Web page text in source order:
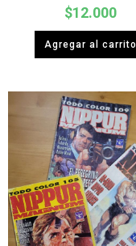
$12.000
Agregar al carrito